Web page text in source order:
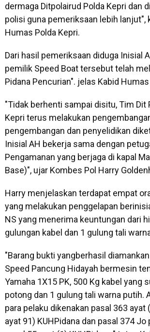
dermaga Ditpolairud Polda Kepri dan
polisi guna pemeriksaan lebih lanjut",
Humas Polda Kepri.
Dari hasil pemeriksaan diduga Inisial
pemilik Speed Boat tersebut telah
Pidana Pencurian". jelas Kabid
"Tidak berhenti sampai disitu, Tim Dit
Kepri terus melakukan
pengembangan dan penyelidikan
Inisial AH bekerja sama dengan
Pengamanan yang berjaga di kapal
Base)", ujar Kombes Pol Harry
Harry menjelaskan terdapat empat
yang melakukan penggelapan
NS yang menerima keuntungan dari
gulungan kabel dan 1 gulung tali
"Barang bukti yangberhasil
Speed Pancung Hidayah bermesin
Yamaha 1X15 PK, 500 Kg kabel yang
potong dan 1 gulung tali warna putih.
para pelaku dikenakan pasal 363 ayat
ayat 91) KUHPidana dan pasal 374 Jo